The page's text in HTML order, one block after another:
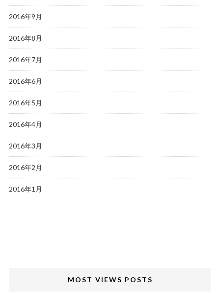
2016年9月
2016年8月
2016年7月
2016年6月
2016年5月
2016年4月
2016年3月
2016年2月
2016年1月
MOST VIEWS POSTS